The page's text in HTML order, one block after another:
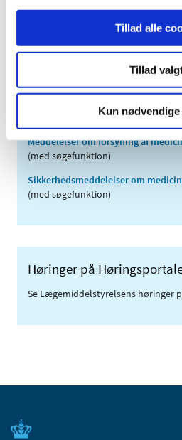
Tillad alle
Tillad
Kun
2008 (8)
2006 (9)
Meddelelser om forsyning af
(med søgefunktion)
Sikkerhedsmeddelelser om
(med søgefunktion)
Høringer på
Se Lægemiddelstyrelsens høringer